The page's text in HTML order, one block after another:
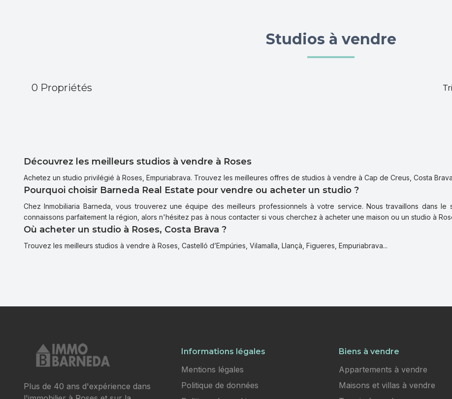
Studios à vendre
0 Propriétés
Découvrez les meilleurs studios à vendre à Roses
Achetez un studio privilégié à Roses, Empuriabrava. Trouvez les meilleures offres de studios à vendre à Cap de Creus, Costa
Pourquoi choisir Barneda Real Estate pour vendre ou acheter un studio ?
Chez Inmobiliaria Barneda, vous trouverez une équipe des meilleurs professionnels à votre service. Nous travaillons dans le
connaissons parfaitement la région, alors n'hésitez pas à nous contacter si vous cherchez à acheter une maison ou un studio à
Où acheter un studio à Roses, Costa Brava ?
Trouvez les meilleurs studios à vendre à Roses, Castelló d’Empúries, Vilamalla, Llançà, Figueres, Empuriabrava...
Plus de 40 ans d'expérience dans
Informations légales
Mentions légales
Politique de données
Biens à vendre
Appartements à vendre
Maisons et villas à vendre